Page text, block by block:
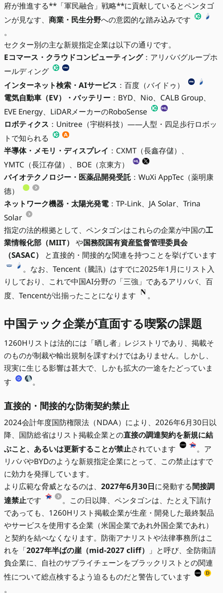
府が推進する**「軍民融合」戦略**に貢献しているとペンタゴ
ンが見なす、 商業・民生分野への意図的な踏み込みです
。
セクター別の主な新規指定企業は以下の通りです。
Eコマース・クラウドコンピューティング：アリババグループホ
ールディング
インターネット検索・AIサービス ：百度（バイドゥ）
電気自動車（EV）・バッテリー ：BYD、Nio、CALB Group、
EVE Energy、LiDARメーカーのRoboSense
ロボティクス ：Unitree（宇樹科技）——人型・四足歩行ロボッ
トで知られる
半導体・メモリ・ディスプレイ ：CXMT（長鑫存儲）、
YMTC（長江存儲）、BOE（京東方）
バイオテクノロジー・医薬品開発受託 ：WuXi AppTec（薬明康
德）
ネットワーク機器・太陽光発電：TP-Link、JA Solar、Trina
Solar
指定の法的根拠として、ペンタゴンはこれらの企業が中国の工
業情報化部（MIIT）
や国務院国有資産監督管理委員会
（SASAC）
と直接的・間接的な関連を持つことを挙げています
。なお、Tencent（騰訊）はすでに2025年1月にリスト入
りしており、これで中国AI分野の「三強」であるアリババ、百
度、Tencentが出揃ったことになります
。
中国テック企業が直面する喫緊の課題
1260Hリストは法的には「晒し者」レジストリであり、掲載そ
のものが制裁や輸出規制を課すわけではありません。しかし、
現実に生じる影響は甚大で、しかも拡大の一途をたどっていま
す
。
直接的・間接的な防衛契約禁止
2024会計年度国防権限法（NDAA）により、2026年6月30日以
降、国防総省はリスト掲載企業との直接の調達契約を新規に結
ぶこと、あるいは更新することが禁止されています
。ア
リババやBYDのような新規指定企業にとって、この禁止はすで
に効力を発揮しています。
より広範な脅威となるのは、 2027年6月30日に発動する間接調
達禁止です
。この日以降、ペンタゴンは、たとえ下請け
であっても、1260Hリスト掲載企業が生産・開発した最終製品
やサービスを使用する企業（米国企業であれ外国企業であれ）
と契約を結べなくなります。防衛アナリストや法律事務所はこ
れを「2027年半ばの崖（mid-2027 cliff）
」と呼び、全防衛請
負企業に、自社のサプライチェーンをブラックリストとの関連
性について総点検するよう迫るものだと警告しています
。